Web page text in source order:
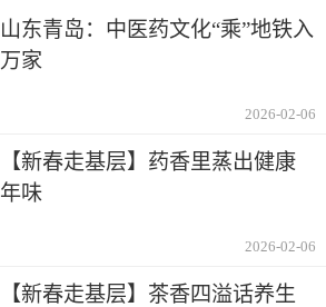
山东青岛：中医药文化“乘”地铁入
万家
2026-02-06
【新春走基层】药香里蒸出健康
年味
2026-02-06
【新春走基层】茶香四溢话养生